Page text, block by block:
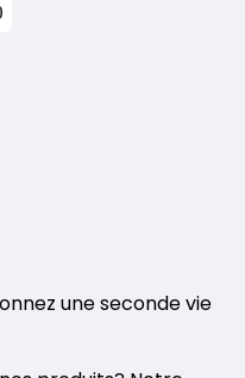
une seconde vie